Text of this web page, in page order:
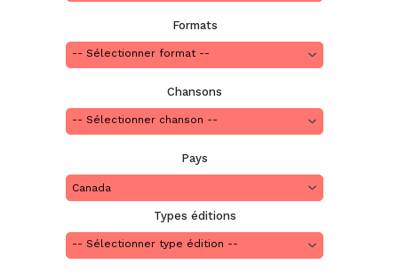
Formats
Chansons
Pays
Canada
Types éditions